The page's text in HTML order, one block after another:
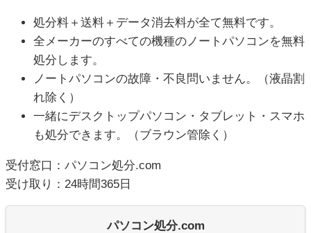
処分料＋送料＋データ消去料が全て無料です。
全メーカーのすべての機種のノートパソコンを無料
処分します。
ノートパソコンの故障・不良問いません。（液晶割
れ除く）
一緒にデスクトップパソコン・タブレット・スマホ
も処分できます。（ブラウン管除く）
受付窓口：パソコン処分.com
受け取り：24時間365日
パソコン処分.com